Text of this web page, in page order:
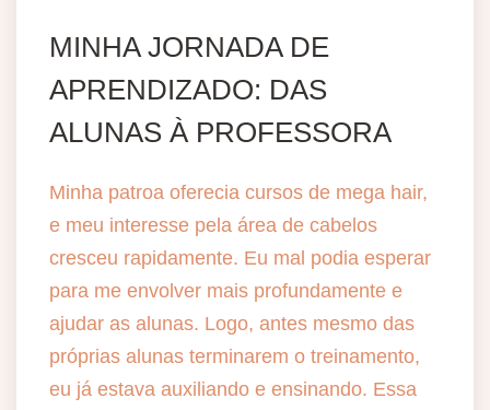
MINHA JORNADA DE
APRENDIZADO: DAS
ALUNAS À PROFESSORA
Minha patroa oferecia cursos de mega hair,
e meu interesse pela área de cabelos
cresceu rapidamente. Eu mal podia esperar
para me envolver mais profundamente e
ajudar as alunas. Logo, antes mesmo das
próprias alunas terminarem o treinamento,
eu já estava auxiliando e ensinando. Essa